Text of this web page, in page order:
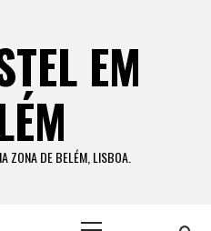
EM
ZONA DE BELÉM, LISBOA.